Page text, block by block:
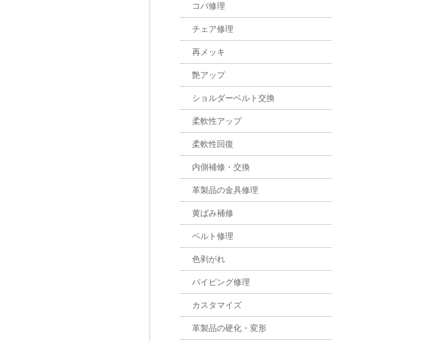
コバ修理
チェア修理
再メッキ
艶アップ
ショルダーベルト交換
柔軟性アップ
柔軟性回復
内側補修・交換
革製品の金具修理
黄ばみ補修
ベルト修理
色剥がれ
パイピング修理
カスタマイズ
革製品の硬化・変形